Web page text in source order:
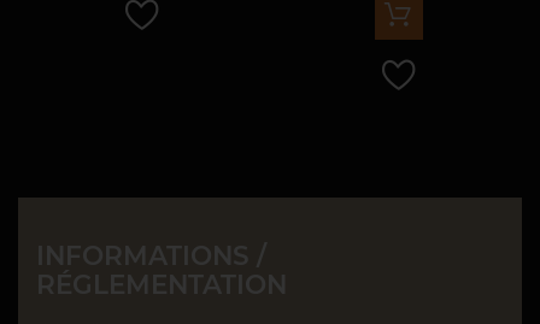
INFORMATIONS /
RÉGLEMENTATION